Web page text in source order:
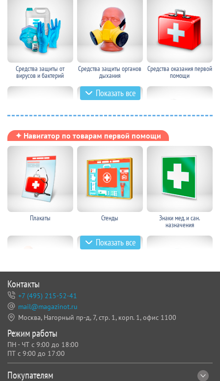
Средства защиты от
вирусов и бактерий
Средства защиты органов
дыхания
Средства оказания первой
помощи
Средства защиты
работников
Средства защиты на
высоте
Средства защиты при ЧС
Дерматологические СИЗ
Манекены для
демонстрации СИЗ
Показать все
✦ Навигатор по товарам первой помощи
Плакаты Стенды Знаки мед. и сан.
назначения
Манекены-тренажеры СЛР
помощи
Показать все
Покупателям
Контакты
+7 (495) 215-52-41
mail@magazinot.ru
Москва, Нагорный пр-д, 7, стр. 1, корп. 1, офис 1100
Режим работы
ПН - ЧТ с 9:00 до 18:00
ПТ с 9:00 до 17:00